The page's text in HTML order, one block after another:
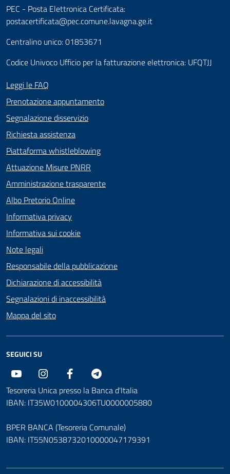
PEC - Posta Elettronica Certificata:
postacertificata@pec.comune.lavagna.ge.it
Centralino unico: 01853671
Codice Univoco Ufficio per la fatturazione elettronica: UFQTJJ
Leggi le FAQ
Prenotazione appuntamento
Segnalazione disservizio
Richiesta assistenza
Piattaforma whistleblowing
Attuazione Misure PNRR
Amministrazione trasparente
Albo Pretorio Online
Informativa privacy
Informativa sui cookie
Note legali
Responsabile della pubblicazione
Dichiarazione di accessibilità
Segnalazioni di inaccessibilità
Mappa del sito
SEGUICI SU
Youtube Instagram Facebook
Tesoreria Unica presso la Banca d'Italia
IBAN: IT35W0100004306TU0000005880
BPER BANCA (Tesoreria Comunale)
IBAN: IT55N0538732010000047179391